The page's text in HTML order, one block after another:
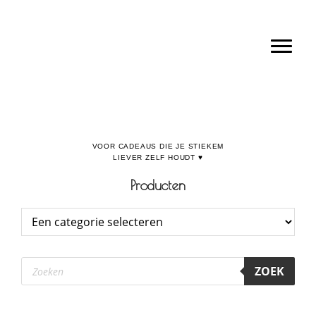
Producten
Producten
zoeken ZOEK